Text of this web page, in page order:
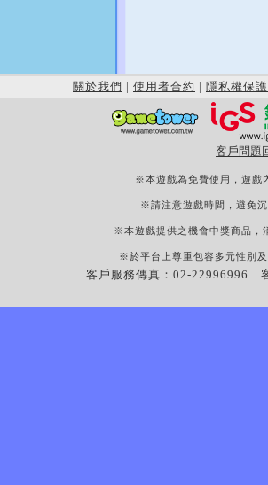
關於我們 | 使用者合約 | 隱私權保護
客戶問題
※本遊戲為免費使用，遊戲
※請注意遊戲時間，避免
※本遊戲提供之機會中獎商品，
※於平台上尊重包容多元性別
客戶服務傳真：02-22996996